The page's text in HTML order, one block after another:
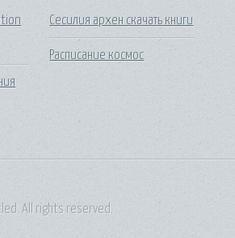
Сесилия архен скачать книги
Расписание космос
All rights reserved.